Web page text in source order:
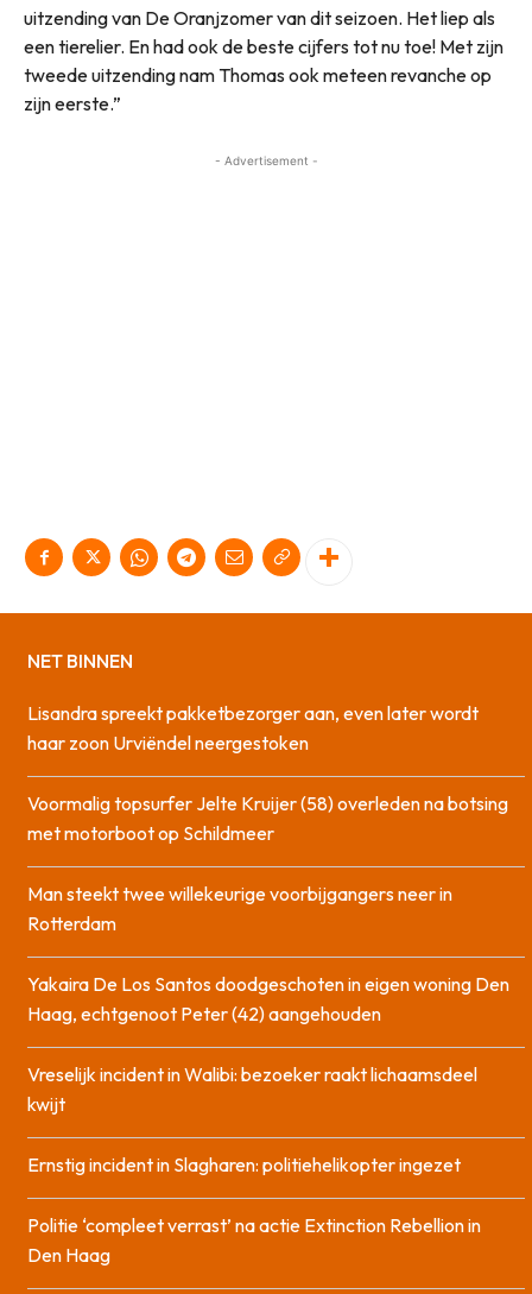
uitzending van De Oranjzomer van dit seizoen. Het liep als
een tierelier. En had ook de beste cijfers tot nu toe! Met zijn
tweede uitzending nam Thomas ook meteen revanche op
zijn eerste.”
- Advertisement -
NET BINNEN
Lisandra spreekt pakketbezorger aan, even later wordt
haar zoon Urviëndel neergestoken
Voormalig topsurfer Jelte Kruijer (58) overleden na botsing
met motorboot op Schildmeer
Man steekt twee willekeurige voorbijgangers neer in
Rotterdam
Yakaira De Los Santos doodgeschoten in eigen woning Den
Haag, echtgenoot Peter (42) aangehouden
Vreselijk incident in Walibi: bezoeker raakt lichaamsdeel
kwijt
Ernstig incident in Slagharen: politiehelikopter ingezet
Politie ‘compleet verrast’ na actie Extinction Rebellion in
Den Haag